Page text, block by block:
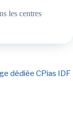
les centres
dédiée CPias IDF